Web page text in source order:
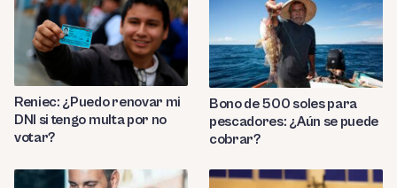
Reniec: ¿Puedo renovar mi
DNI si tengo multa por no
votar?
Bono de 500 soles para
pescadores: ¿Aún se puede
cobrar?